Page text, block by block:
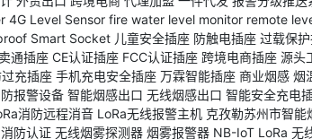
4G Level Sensor fire water level monitor remote
Smart Socket 儿童安全插座 防触电插座 过载保
通插座 CE认证插座 FCC认证插座 跨境电商插座 源头
过充插座 手机充电安全插座 万霖智能插座 商业烟感 烟
报警设备 智能烟感出口 无线烟感出口 智能安全充电
消防远程消音 LoRa无线报警主机 克孜勒苏州市智能
消防认证 无线烟雾探测器 烟雾报警器 NB-IoT LoRa 无